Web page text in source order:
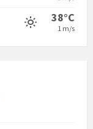
38°C
1 m/s